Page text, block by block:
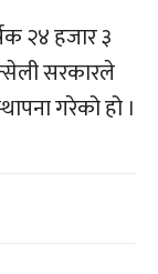
२४ हजार ३
सरकारले
गरेको हो ।